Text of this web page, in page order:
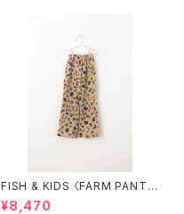
FISH & KIDS 〈FARM PANT
S〉
¥8,470